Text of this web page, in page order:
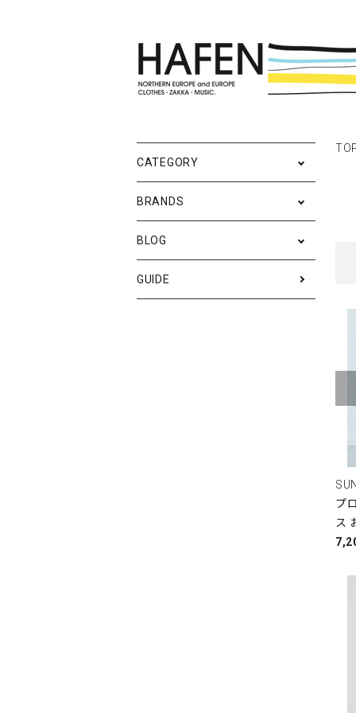
バッグ
メンズファッション
RESTOCK / 再入荷
Event
プ
ス
CATEGORY
BRANDS
BLOG
GUIDE